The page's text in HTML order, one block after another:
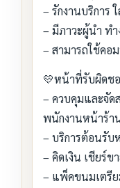
– รักงานบริการ
– มีภาวะผู้นำ ท
– สามารถใช้คอ
💛หน้าที่รับผิดช
– ควบคุมและจัด
พนักงานหน้าร้า
– บริการต้อนรั
– คิดเงิน เชียร์ข
– แพ็คขนมเตรีย